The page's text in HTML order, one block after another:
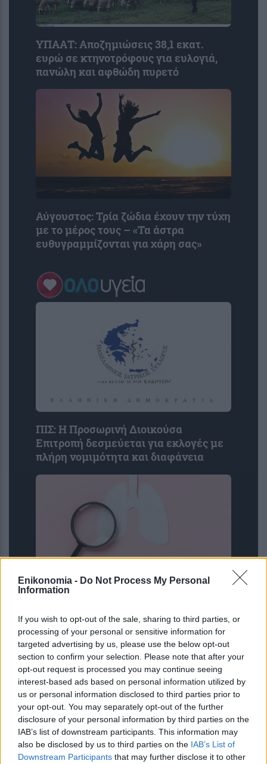
Enikonomia - Do Not Process My Personal
Information
If you wish to opt-out of the sale, sharing to third parties, or
processing of your personal or sensitive information for
targeted advertising by us, please use the below opt-out
section to confirm your selection. Please note that after your
opt-out request is processed you may continue seeing
interest-based ads based on personal information utilized by
us or personal information disclosed to third parties prior to
your opt-out. You may separately opt-out of the further
disclosure of your personal information by third parties on the
IAB’s list of downstream participants. This information may
also be disclosed by us to third parties on the IAB’s List of
Downstream Participants that may further disclose it to other
ΥΠΑΑΤ: Αποζημιώσεις 38,1 εκατ.
ευρώ σε κτηνοτρόφους για ευλογιά,
πανώλη και αφθώδη πυρετό
Αύγουστος: Τρία ζώδια έχουν την τύχη
με το μέρος τους – «Τα άστρα
ευθυγραμμίζονται για χάρη σας»
ΠΙΣ: Η Προσωρινή Διοικούσα
Επιτροπή δεσμεύεται για εκλογές με
πλήρη νομιμότητα και διαφάνεια
ιστορία της γυναίκας που νίκησε τα
προγνωστικά και έδωσε φωνή στους
ασθενείς